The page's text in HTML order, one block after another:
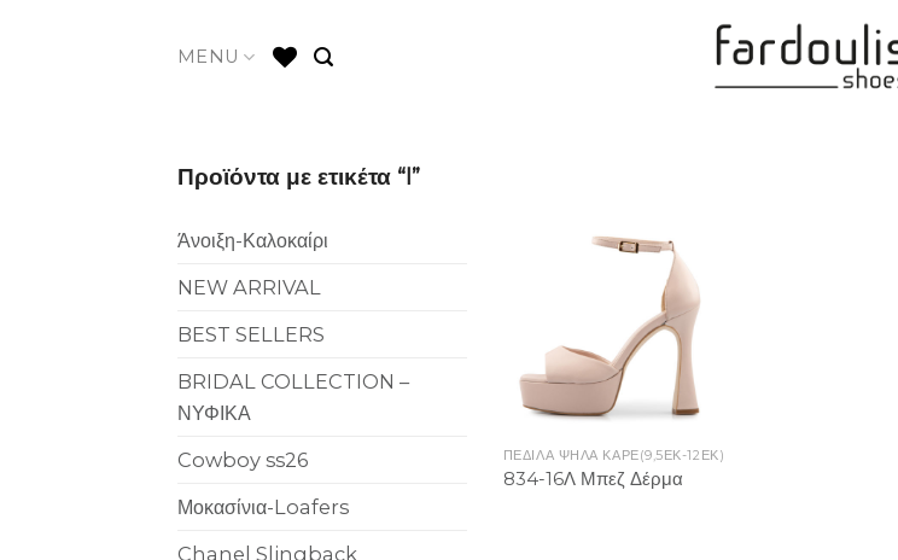
MENU
Προϊόντα με ετικέτα “l”
Άνοιξη-Καλοκαίρι
NEW ARRIVAL
BEST SELLERS
BRIDAL COLLECTION –
ΝΥΦΙΚΑ
Cowboy ss26
Μοκασίνια-Loafers
Chanel Slingback
Add to
Wishlist
ΠΈΔΙΛΑ ΨΗΛΆ ΚΑΡΈ(9,5ΕΚ-12ΕΚ)
834-16Λ Μπεζ Δέρμα